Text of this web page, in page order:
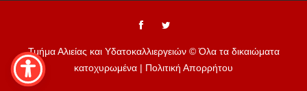
Τμήμα Αλιείας και Υδατοκαλλιεργειών © Όλα τα δικαιώματα
κατοχυρωμένα | Πολιτική Απορρήτου